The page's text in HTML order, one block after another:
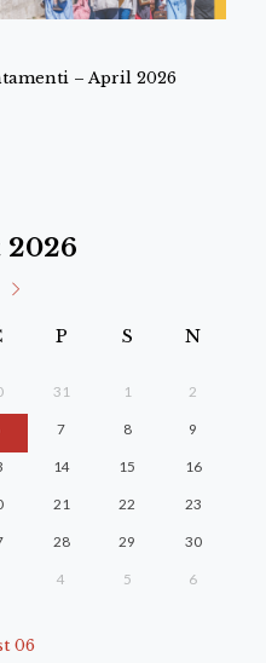
– April 2026
2026
P S N
31 1 2
7 8 9
14 15 16
21 22 23
28 29 30
4 5 6
06